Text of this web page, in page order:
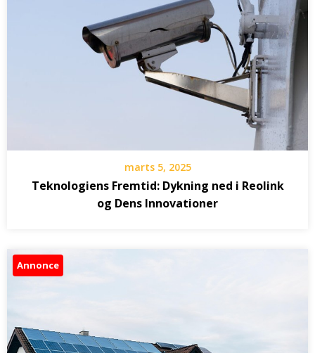
marts 5, 2025
Teknologiens Fremtid: Dykning ned i Reolink
og Dens Innovationer
Annonce